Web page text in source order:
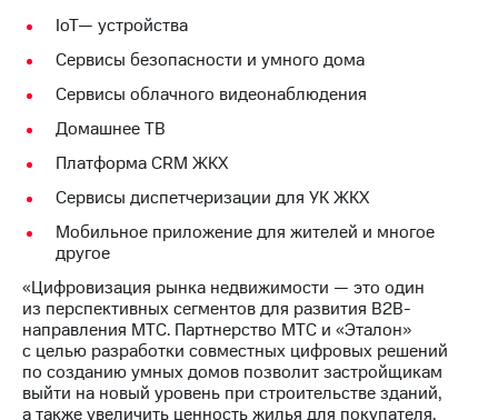
акционерам
Документы
ПАО
"МТС"
Собрания
акционеров
кабинет
Акционерный
капитал
Контроль
аудит
Рынок
акций
Описание
Программа
IoT— устройства
Сервисы безопасности и умного дома
Сервисы облачного видеонаблюдения
Домашнее ТВ
Платформа CRM ЖКХ
Сервисы диспетчеризации для УК ЖКХ
Мобильное приложение для жителей и многое
другое
«Цифровизация рынка недвижимости — это один
из перспективных сегментов для развития B2B-
направления МТС. Партнерство МТС и «Эталон»
с целью разработки совместных цифровых решений
по созданию умных домов позволит застройщикам
выйти на новый уровень при строительстве зданий,
а также увеличить ценность жилья для покупателя,